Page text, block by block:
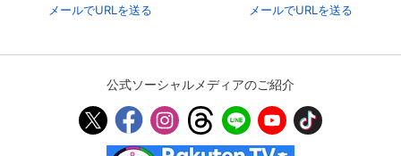
メールでURLを送る メールでURLを送る
公式ソーシャルメディアのご紹介